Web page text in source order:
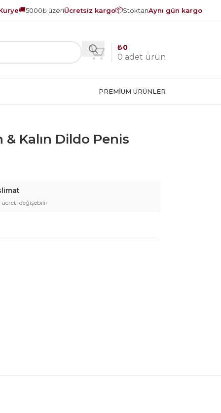
🚚5000₺ üzeriÜcretsiz kargo📦StoktanAynı gün kargo
0 adet ürün
₺0
PREMIUM ÜRÜNLER
Kalın Dildo Penis
ücreti değişebilir